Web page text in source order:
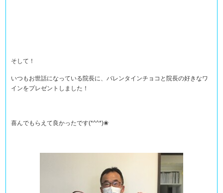
そして！
いつもお世話になっている院長に、バレンタインチョコと院長の好きなワ
インをプレゼントしました！
喜んでもらえて良かったです(*^^*)❀